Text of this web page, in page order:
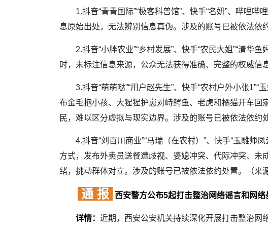
1.抖音“青青国际”“极客科普馆”、快手“名妍”、哔哩哔
息原始出处，无法辨别信息真伪。涉及的账号已被依法依
2.抖音“小胖农业”“乡村发展”、快手“农民大姐”“清华鱼
时，未标注信息来源，公众无法获得准确、完整的权威信
3.抖音“萌萌哒”“用户赵先生”、快手“农村户外小张1”“
布金毛抱小孩、大猩猩护崽对峙鳄鱼、老虎和橘猫开车
民，难以区分虚拟与现实边界。涉及的账号已被依法依约
4.抖音“刘百川商业”“马瑞（在农村）”、快手“玉雕师凤
方式，发布外卖员送餐遭歧视、婆媳冲突、代际冲突、
绪，挑动群体对立。涉及的账号已被依法依约处置。（来
通 报 西安警方公布5起打击整治网络谣言和网络
详情： 近期，西安公安机关持续深化开展打击整治网